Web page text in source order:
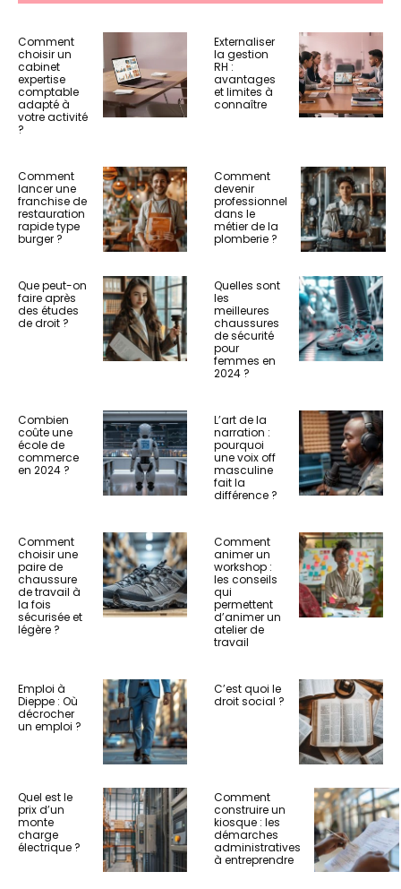
Comment
choisir un
cabinet
expertise
comptable
adapté à
votre activité
?
Externaliser
la gestion
RH :
avantages
et limites à
connaître
Comment
lancer une
franchise de
restauration
rapide type
burger ?
Comment
devenir
professionnel
dans le
métier de la
plomberie ?
Que peut-on
faire après
des études
de droit ?
Quelles sont
les
meilleures
chaussures
de sécurité
pour
femmes en
2024 ?
Combien
coûte une
école de
commerce
en 2024 ?
L’art de la
narration :
pourquoi
une voix off
masculine
fait la
différence ?
Comment
choisir une
paire de
chaussure
de travail à
la fois
sécurisée et
légère ?
Comment
animer un
workshop :
les conseils
qui
permettent
d’animer un
atelier de
travail
Emploi à
Dieppe : Où
décrocher
un emploi ?
C’est quoi le
droit social ?
Quel est le
prix d’un
monte
charge
électrique ?
Comment
construire un
kiosque : les
démarches
administratives
à entreprendre